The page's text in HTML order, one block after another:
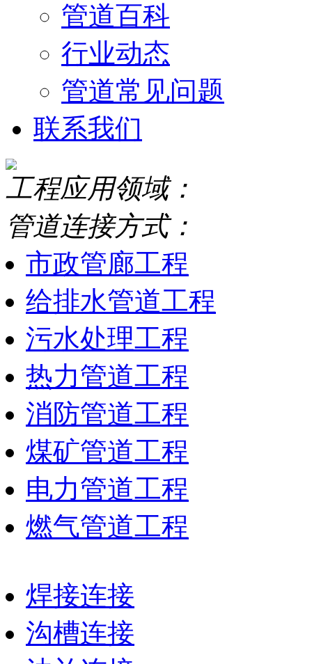
管道百科
行业动态
管道常见问题
联系我们
工程应用领域：
管道连接方式：
市政管廊工程
给排水管道工程
污水处理工程
热力管道工程
消防管道工程
煤矿管道工程
电力管道工程
燃气管道工程
焊接连接
沟槽连接